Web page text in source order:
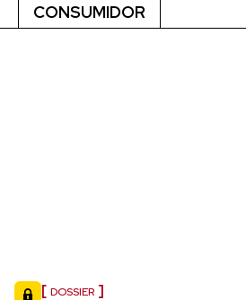
CONSUMIDOR
DOSSIER